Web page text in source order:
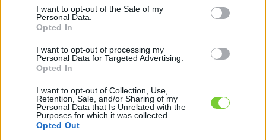
consent section.
I want to opt-out of the Sale of my
Personal Data.
Opted In
I want to opt-out of processing my
Personal Data for Targeted Advertising.
Opted In
I want to opt-out of Collection, Use,
Retention, Sale, and/or Sharing of my
Personal Data that Is Unrelated with the
Purposes for which it was collected.
Opted Out
KERTÉSZ ÉS KERTÉSZET REGISZTRÁCIÓ